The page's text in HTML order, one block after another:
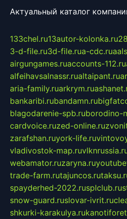
Актуальный каталог
133chel.ru13autor-kolonka.ru
3-d-file.ru3d-file.rua-cdc.ru
airgungames.ruaccounts-112.ru
alfeihavsalnassr.rualtaipant.ru
aria-family.ruarkrym.ru
bankaribi.rubandamn.ru
blagodarenie-spb.ruborodino-
cardvoice.ruzed-online.ru
zarafshan.ruyork-life.ru
vladivostok-map.ru
webamator.ruzaryna.ru
trade-farm.rutajuncos.ru
spayderhed-2022.rusplclub.ru
snow-guard.ruslovar-ivrit.ru
shkurki-karakulya.ru